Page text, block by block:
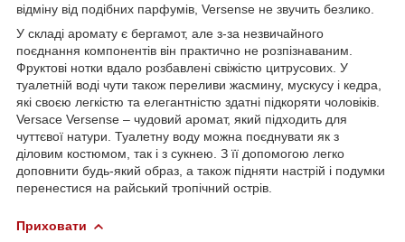
відміну від подібних парфумів, Versense не звучить безлико.
У складі аромату є бергамот, але з-за незвичайного
поєднання компонентів він практично не розпізнаваним.
Фруктові нотки вдало розбавлені свіжістю цитрусових. У
туалетній воді чути також переливи жасмину, мускусу і кедра,
які своєю легкістю та елегантністю здатні підкоряти чоловіків.
Versace Versense – чудовий аромат, який підходить для
чуттєвої натури. Туалетну воду можна поєднувати як з
діловим костюмом, так і з сукнею. З її допомогою легко
доповнити будь-який образ, а також підняти настрій і подумки
перенестися на райський тропічний острів.
Приховати